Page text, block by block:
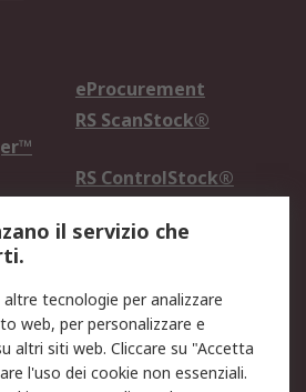
eProcurement
RS ScanStock®
RS ControlStock®
Informativa Privacy -
Aggiornata
Termini d'uso
il servizio che
tecnologie per analizzare
web, per personalizzare e
altri siti web. Cliccare su "Accetta
l'uso dei cookie non essenziali.